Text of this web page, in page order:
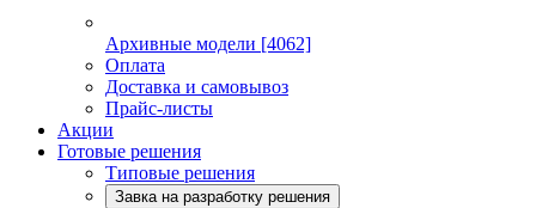
Архивные модели [4062]
Оплата
Доставка и самовывоз
Прайс-листы
Акции
Готовые решения
Типовые решения
Завка на разработку решения